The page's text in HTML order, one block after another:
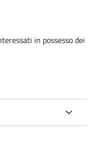
in possesso dei